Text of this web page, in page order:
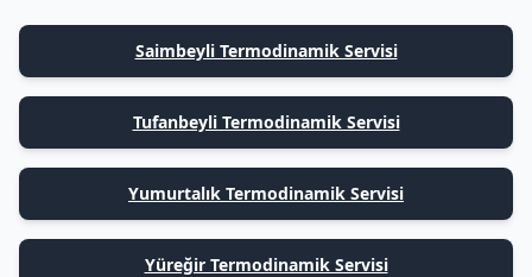
Saimbeyli Termodinamik Servisi
Tufanbeyli Termodinamik Servisi
Yumurtalık Termodinamik Servisi
Yüreğir Termodinamik Servisi